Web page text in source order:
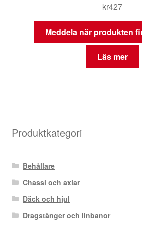
kr427
Meddela när produkten
Läs mer
Produktkategori
Behållare
Chassi och axlar
Däck och hjul
Dragstänger och linbanor